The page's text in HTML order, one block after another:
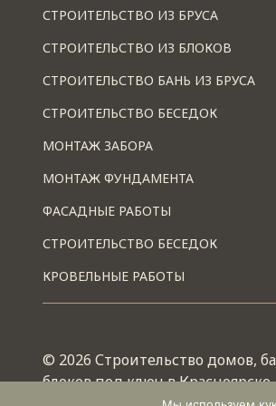
СТРОИТЕЛЬСТВО ИЗ БРУСА
СТРОИТЕЛЬСТВО ИЗ БЛОКОВ
СТРОИТЕЛЬСТВО БАНЬ ИЗ БРУСА
СТРОИТЕЛЬСТВО БЕСЕДОК
МОНТАЖ ЗАБОРА
МОНТАЖ ФУНДАМЕНТА
ФАСАДНЫЕ РАБОТЫ
СТРОИТЕЛЬСТВО БЕСЕДОК
КРОВЕЛЬНЫЕ РАБОТЫ
© 2026 Строительство домов,
блоков под ключ в Красноярске